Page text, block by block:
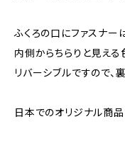
ふくろの口にファスナー
内側からちらりと見える
リバーシブルですので、
日本でのオリジナル商品